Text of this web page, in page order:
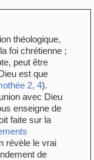
théologique,
foi chrétienne ;
peut être
est que
2, 4).
avec Dieu
enseigne de
faite sur la
révèle le vrai
de